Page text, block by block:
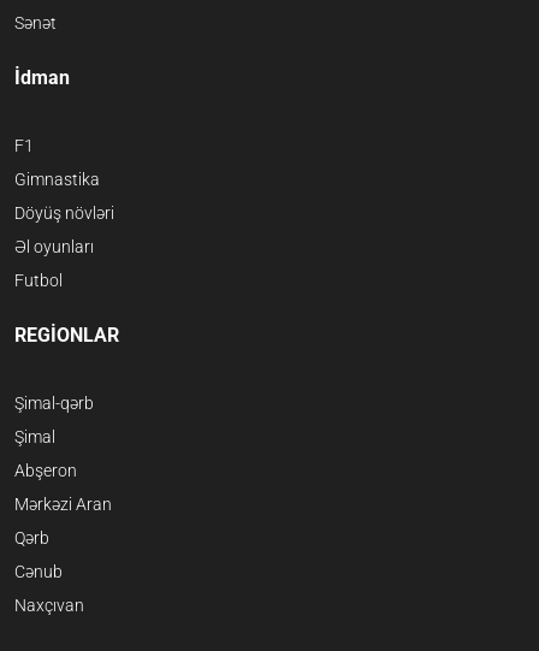
Sənət
İdman
F1
Gimnastika
Döyüş növləri
Əl oyunları
Futbol
REGİONLAR
Şimal-qərb
Şimal
Abşeron
Mərkəzi Aran
Qərb
Cənub
Naxçıvan